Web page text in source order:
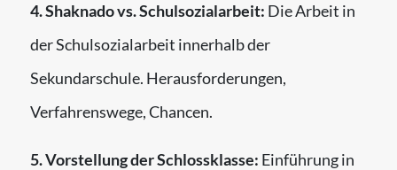
4. Shaknado vs. Schulsozialarbeit: Die Arbeit in
der Schulsozialarbeit innerhalb der
Sekundarschule. Herausforderungen,
Verfahrenswege, Chancen.
5. Vorstellung der Schlossklasse: Einführung in